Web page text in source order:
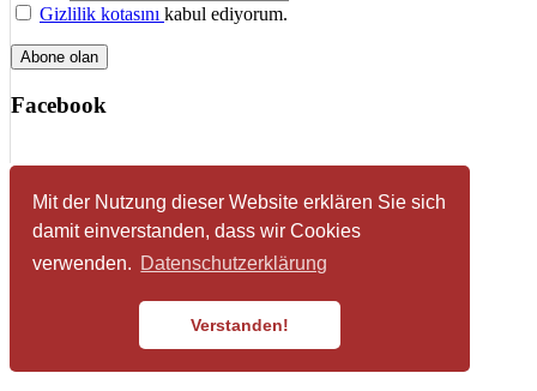
Mit der Nutzung dieser Website erklären Sie sich
damit einverstanden, dass wir Cookies
verwenden. Datenschutzerklärung
Verstanden!
Gizlilik kotasını kabul ediyorum.
Facebook
Datenschutzerklärung
© 2026 HDF - Föderation der Volksvereine türkischer
Sozialdemokraten e. V.